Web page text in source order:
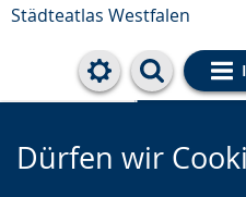
Städteatlas Westfalen
Cookie-
Dürfen wir